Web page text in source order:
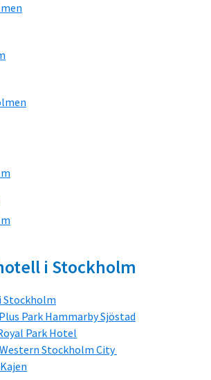
i Stockholm
Park Hammarby Sjöstad
Park Hotel
Stockholm City